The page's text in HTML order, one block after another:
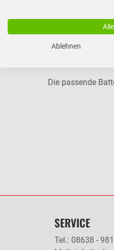
Die passende
SERVICE
Tel.: 08638 -
Ablehnen